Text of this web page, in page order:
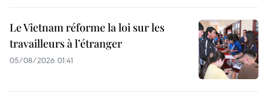
Le Vietnam réforme la loi sur les
travailleurs à l’étranger
05/08/2026 01:41